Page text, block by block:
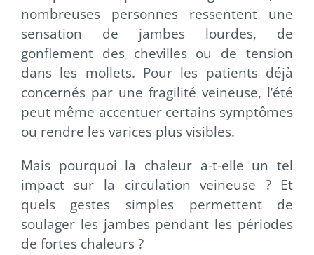
nombreuses personnes ressentent une
sensation de jambes lourdes, de
gonflement des chevilles ou de tension
dans les mollets. Pour les patients déjà
concernés par une fragilité veineuse, l’été
peut même accentuer certains symptômes
ou rendre les varices plus visibles.
Mais pourquoi la chaleur a-t-elle un tel
impact sur la circulation veineuse ? Et
quels gestes simples permettent de
soulager les jambes pendant les périodes
de fortes chaleurs ?